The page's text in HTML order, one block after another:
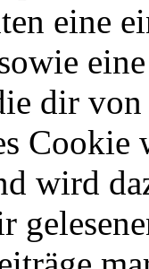
eine
dir
Cookie
wird